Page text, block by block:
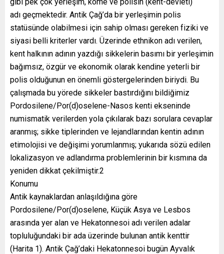
adı geçmektedir. Antik Çağ’da bir yerleşimin polis
statüsünde olabilmesi için sahip olması gereken fiziki ve
siyasi belli kriterler vardı. Üzerinde ethnikon adı verilen,
kent halkının adının yazdığı sikkelerin basımı bir yerleşimin
bağımsız, özgür ve ekonomik olarak kendine yeterli bir
polis olduğunun en önemli göstergelerinden biriydi. Bu
çalışmada bu yörede sikkeler bastırdığını bildiğimiz
Pordosilene/Por(d)oselene-Nasos kenti ekseninde
numismatik verilerden yola çıkılarak bazı sorulara cevaplar
aranmış; sikke tiplerinden ve lejandlarından kentin adının
etimolojisi ve değişimi yorumlanmış; yukarıda sözü edilen
lokalizasyon ve adlandırma problemlerinin bir kısmına da
yeniden dikkat çekilmiştir.2
Konumu
Antik kaynaklardan anlaşıldığına göre
Pordosilene/Por(d)oselene, Küçük Asya ve Lesbos
arasında yer alan ve Hekatonnesoi adı verilen adalar
topluluğundaki bir ada üzerinde bulunan antik kenttir
(Harita 1). Antik Çağ’daki Hekatonnesoi bugün Ayvalık